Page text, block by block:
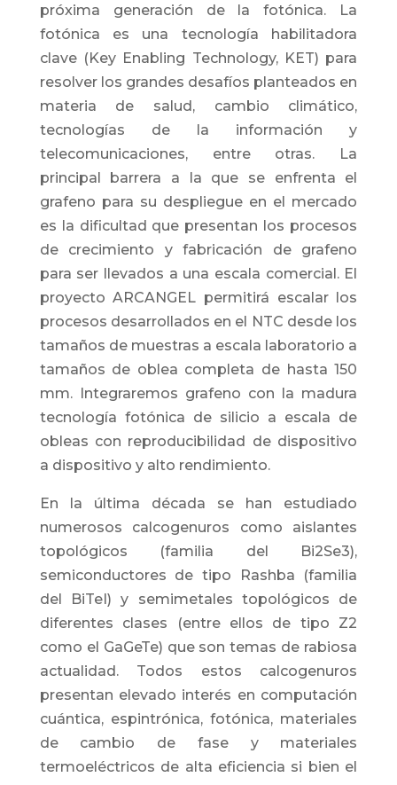
próxima generación de la fotónica. La
fotónica es una tecnología habilitadora
clave (Key Enabling Technology, KET) para
resolver los grandes desafíos planteados en
materia de salud, cambio climático,
tecnologías de la información y
telecomunicaciones, entre otras. La
principal barrera a la que se enfrenta el
grafeno para su despliegue en el mercado
es la dificultad que presentan los procesos
de crecimiento y fabricación de grafeno
para ser llevados a una escala comercial. El
proyecto ARCANGEL permitirá escalar los
procesos desarrollados en el NTC desde los
tamaños de muestras a escala laboratorio a
tamaños de oblea completa de hasta 150
mm. Integraremos grafeno con la madura
tecnología fotónica de silicio a escala de
obleas con reproducibilidad de dispositivo
a dispositivo y alto rendimiento.
En la última década se han estudiado
numerosos calcogenuros como aislantes
topológicos (familia del Bi2Se3),
semiconductores de tipo Rashba (familia
del BiTeI) y semimetales topológicos de
diferentes clases (entre ellos de tipo Z2
como el GaGeTe) que son temas de rabiosa
actualidad. Todos estos calcogenuros
presentan elevado interés en computación
cuántica, espintrónica, fotónica, materiales
de cambio de fase y materiales
termoeléctricos de alta eficiencia si bien el